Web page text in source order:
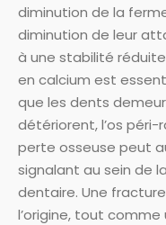
diminution de la
diminution de leur
à une stabilité
en calcium est
que les dents
détériorent, l’os
perte osseuse peut
signalant au sein de
dentaire. Une
l’origine, tout